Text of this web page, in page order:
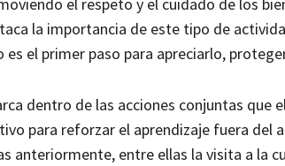
el respeto y el cuidado de los
la importancia de este tipo de
el primer paso para apreciarlo,
dentro de las acciones conjuntas que
para reforzar el aprendizaje fuera del
anteriormente, entre ellas la visita a la